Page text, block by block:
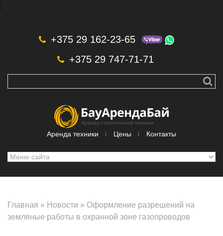
;
+375 29 162-23-65
+375 29 747-71-71
Аренда техники Цены Контакты
Главная » Новости » Оформление разрешений на
земляные работы в охранной зоне газопроводов